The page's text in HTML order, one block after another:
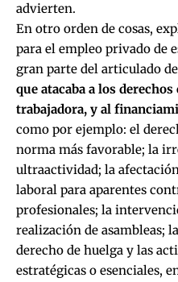
advierten.
En otro orden de cosas,
para el empleo privado de
gran parte del articulado
que atacaba a los
trabajadora, y al
como por ejemplo: el
norma más favorable; la
ultraactividad; la
laboral para aparentes
profesionales; la
realización de asambleas;
derecho de huelga y las
estratégicas o esenciales,